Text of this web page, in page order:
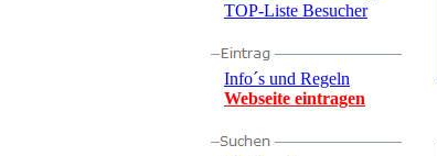
TOP-Liste Besucher
Info´s und Regeln
Webseite eintragen